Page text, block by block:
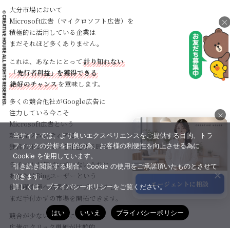
大分市場において
Microsoft広告（マイクロソフト広告）を
積極的に活用している企業は
まだそれほど多くありません。
これは、あなたにとって計り知れない
「先行者利益」を獲得できる
絶好のチャンスを意味します。
多くの競合他社がGoogle広告に
注力している今こそ
Microsoft広告という
新たなフロンティアで
独自のポジションを確立する時です。
ライバルが気づいていないうちに
あなたはBingユーザーという
優良顧客層へ効果的にアプローチし
まだ手付かずの市場を開拓できます。
競合が少ないということは
×
エージェントに相談
×
当サイトでは、より良いエクスペリエンスをご提供する目的、トラ
フィックの分析を目的の為、お客様の利便性を向上させる為に
Cookie を使用しています。
引き続き閲覧する場合、Cookie の使用をご承諾頂いたものとさせて
頂きます。
詳しくは、プライバシーポリシーをご覧ください。
はい いいえ プライバシーポリシー